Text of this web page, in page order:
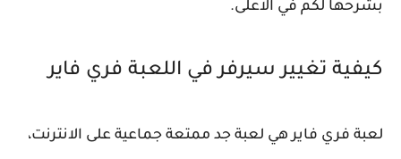
بشرحها لكم في الاعلى.
كيفية تغيير سيرفر في اللعبة فري فاير
لعبة فري فاير هي لعبة جد ممتعة جماعية على الانترنت،